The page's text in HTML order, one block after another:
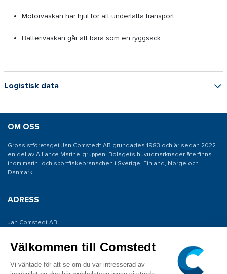
Motorväskan har hjul för att underlätta transport.
Batteriväskan går att bära som en ryggsäck.
Logistisk data
OM OSS
Grossistföretaget Jan Comstedt AB grundades 1983 och är sedan 2022
en del av Alliance Marine-gruppen. Bolagets huvudmarknader återfinns
inom marin- och sportfiskebranschen i Sverige, Finland, Norge och
Danmark.
ADRESS
Jan Comstedt AB
426 53 Västra Frölunda